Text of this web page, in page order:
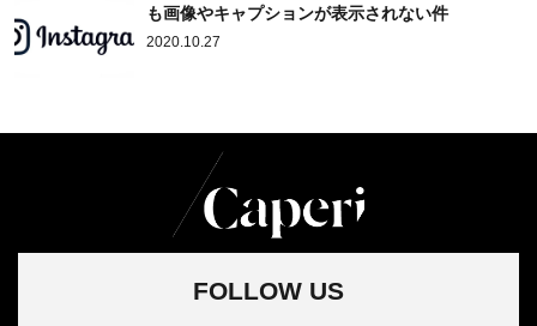
も画像やキャプションが表示されない件
2020.10.27
FOLLOW US